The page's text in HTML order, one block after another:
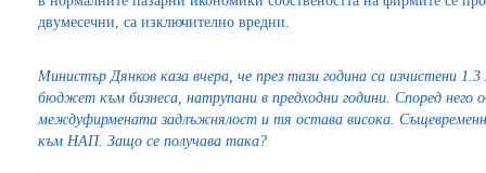
двумесечни, са изключително вредни.
Министър Дянков каза вчера, че през тази година са изчистени
бюджет към бизнеса, натрупани в предходни години. Според него
междуфирмената задлъжнялост и тя остава висока.
към НАП. Защо се получава така?